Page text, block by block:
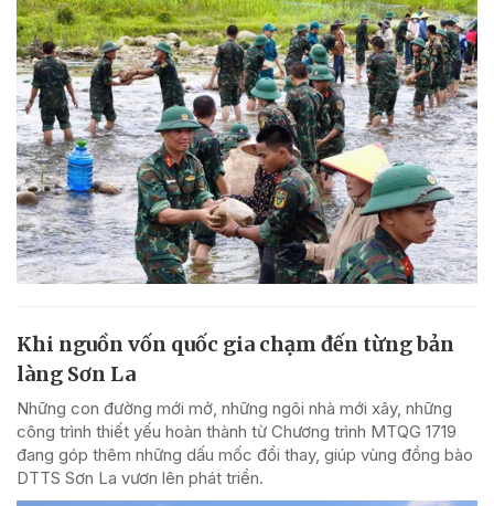
Khi nguồn vốn quốc gia chạm đến từng bản
làng Sơn La
Những con đường mới mở, những ngôi nhà mới xây, những
công trình thiết yếu hoàn thành từ Chương trình MTQG 1719
đang góp thêm những dấu mốc đổi thay, giúp vùng đồng bào
DTTS Sơn La vươn lên phát triển.